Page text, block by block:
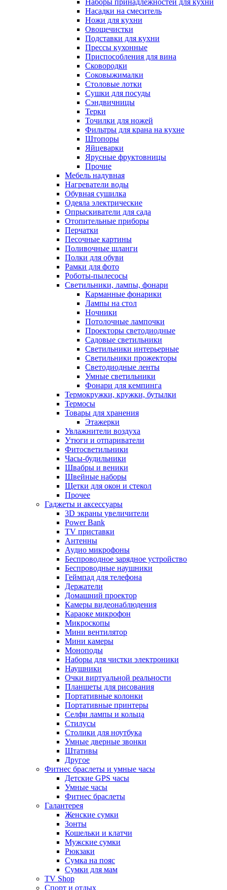
Наборы принадлежностей для кухни
Насадки на смеситель
Ножи для кухни
Овощечистки
Подставки для кухни
Прессы кухонные
Приспособления для вина
Сковородки
Соковыжималки
Столовые лотки
Сушки для посуды
Сэндвичницы
Терки
Точилки для ножей
Фильтры для крана на кухне
Штопоры
Яйцеварки
Ярусные фруктовницы
Прочие
Мебель надувная
Нагреватели воды
Обувная сушилка
Одеяла электрические
Опрыскиватели для сада
Отопительные приборы
Перчатки
Песочные картины
Поливочные шланги
Полки для обуви
Рамки для фото
Роботы-пылесосы
Светильники, лампы, фонари
Карманные фонарики
Лампы на стол
Ночники
Потолочные лампочки
Проекторы светодиодные
Садовые светильники
Светильники интерьерные
Светильники прожекторы
Светодиодные ленты
Умные светильники
Фонари для кемпинга
Термокружки, кружки, бутылки
Термосы
Товары для хранения
Этажерки
Увлажнители воздуха
Утюги и отпариватели
Фитосветильники
Часы-будильники
Швабры и веники
Швейные наборы
Щетки для окон и стекол
Прочее
Гаджеты и аксессуары
3D экраны увеличители
Power Bank
TV приставки
Антенны
Аудио микрофоны
Беспроводное зарядное устройство
Беспроводные наушники
Геймпад для телефона
Держатели
Домашний проектор
Камеры видеонаблюдения
Караоке микрофон
Микроскопы
Мини вентилятор
Мини камеры
Моноподы
Наборы для чистки электроники
Наушники
Очки виртуальной реальности
Планшеты для рисования
Портативные колонки
Портативные принтеры
Селфи лампы и кольца
Стилусы
Столики для ноутбука
Умные дверные звонки
Штативы
Другое
Фитнес браслеты и умные часы
Детские GPS часы
Умные часы
Фитнес браслеты
Галантерея
Женские сумки
Зонты
Кошельки и клатчи
Мужские сумки
Рюкзаки
Сумка на пояс
Сумки для мам
TV Shop
Спорт и отдых